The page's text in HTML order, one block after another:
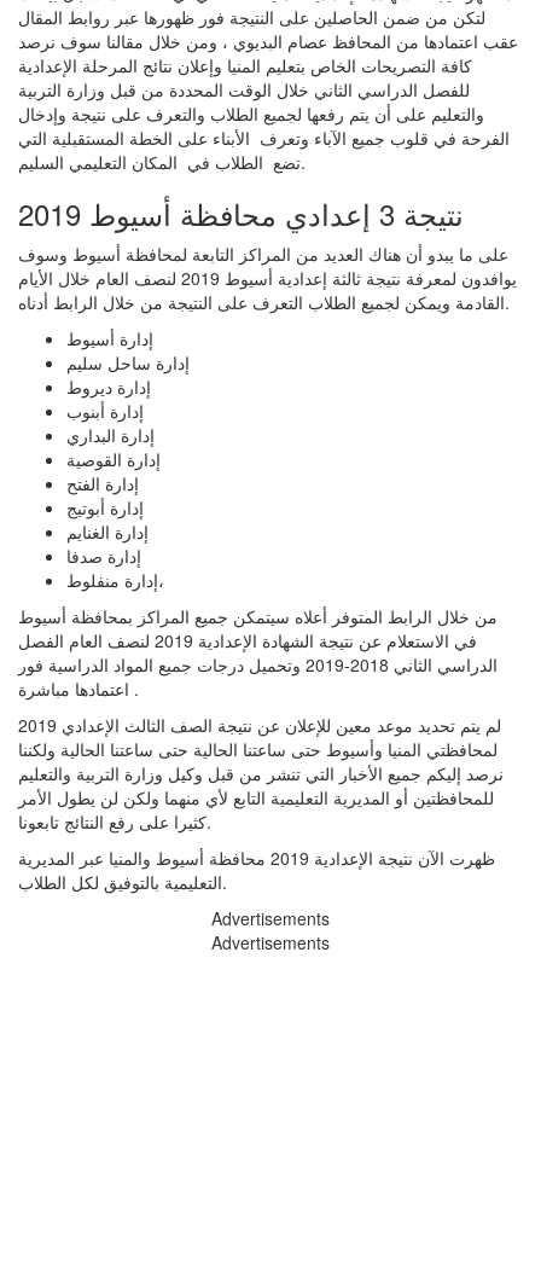
لتكن من ضمن الحاصلين على النتيجة فور ظهورها عبر روابط المقال
عقب اعتمادها من المحافظ عصام البديوي ، ومن خلال مقالنا سوف نرصد
كافة التصريحات الخاص بتعليم المنيا وإعلان نتائج المرحلة الإعدادية
للفصل الدراسي الثاني خلال الوقت المحددة من قبل وزارة التربية
والتعليم على أن يتم رفعها لجميع الطلاب والتعرف على نتيجة وإدخال
الفرحة في قلوب جميع الآباء وتعرف الأبناء على الخطة المستقبلية التي
تضع الطلاب في المكان التعليمي السليم.
نتيجة 3 إعدادي محافظة أسيوط 2019
على ما يبدو أن هناك العديد من المراكز التابعة لمحافظة أسيوط وسوف
يوافدون لمعرفة نتيجة ثالثة إعدادية أسيوط 2019 لنصف العام خلال الأيام
القادمة ويمكن لجميع الطلاب التعرف على النتيجة من خلال الرابط أدناه.
إدارة أسيوط
إدارة ساحل سليم
إدارة ديروط
إدارة أبنوب
إدارة البداري
إدارة القوصية
إدارة الفتح
إدارة أبوتيج
إدارة الغنايم
إدارة صدفا
إدارة منفلوط،
من خلال الرابط المتوفر أعلاه سيتمكن جميع المراكز بمحافظة أسيوط
في الاستعلام عن نتيجة الشهادة الإعدادية 2019 لنصف العام الفصل
الدراسي الثاني 2018-2019 وتحميل درجات جميع المواد الدراسية فور
اعتمادها مباشرة .
لم يتم تحديد موعد معين للإعلان عن نتيجة الصف الثالث الإعدادي 2019
لمحافظتي المنيا وأسيوط حتى ساعتنا الحالية حتى ساعتنا الحالية ولكننا
نرصد إليكم جميع الأخبار التي تنشر من قبل وكيل وزارة التربية والتعليم
للمحافظتين أو المديرية التعليمية التابع لأي منهما ولكن لن يطول الأمر
كثيرا على رفع النتائج تابعونا.
ظهرت الآن نتيجة الإعدادية 2019 محافظة أسيوط والمنيا عبر المديرية
التعليمية بالتوفيق لكل الطلاب.
Advertisements
Advertisements